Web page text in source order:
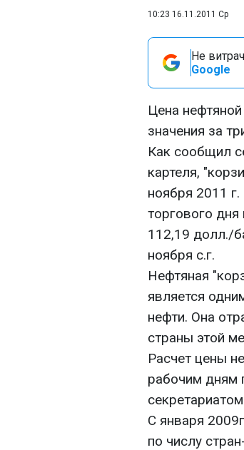
10:23 16.11.2011 Ср
Не
Google
Цена
значения за
Как сообщил
картеля,
ноября 2011
торгового
112,19 долл./
ноября с.г.
Нефтяная
является
нефти. Она
страны этой
Расчет цены
рабочим дням
секретариатом
С января
по числу